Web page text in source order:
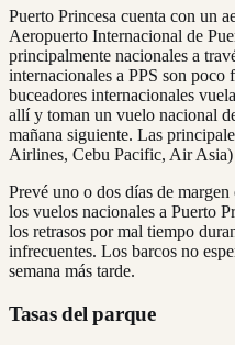
Puerto Princesa cuenta con un
Aeropuerto Internacional de
principalmente nacionales a
internacionales a PPS son poco
buceadores internacionales
allí y toman un vuelo nacional
mañana siguiente. Las
Airlines, Cebu Pacific, Air Asia)
Prevé uno o dos días de
los vuelos nacionales a Puerto
los retrasos por mal tiempo
infrecuentes. Los barcos no
semana más tarde.
Tasas del parque